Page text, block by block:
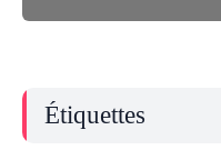
Étiquettes